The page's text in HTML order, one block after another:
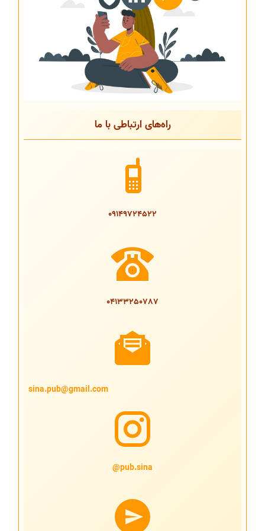
راه‌های ارتباطی با ما
09149724522
04133250787
sina.pub@gmail.com
pub.sina@